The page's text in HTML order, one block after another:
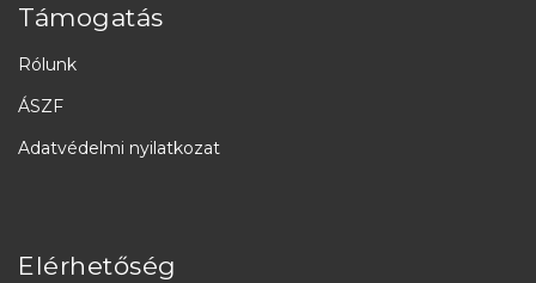
Támogatás
Rólunk
ÁSZF
Adatvédelmi nyilatkozat
Elérhetőség